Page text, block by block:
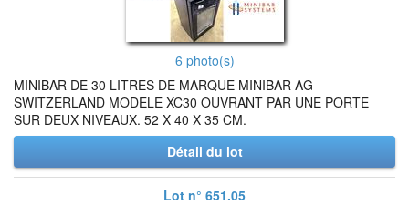
6 photo(s)
MINIBAR DE 30 LITRES DE MARQUE MINIBAR AG
SWITZERLAND MODELE XC30 OUVRANT PAR UNE PORTE
SUR DEUX NIVEAUX. 52 X 40 X 35 CM.
Détail du lot
Lot n° 651.05